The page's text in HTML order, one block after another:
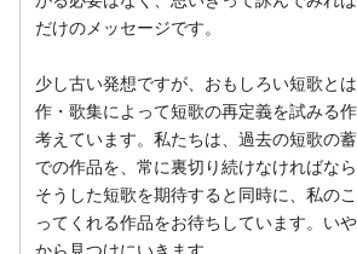
だけのメッセージです。
少し古い発想ですが、おもしろい短歌と
作・歌集によって短歌の再定義を試みる
考えています。私たちは、過去の短歌の
での作品を、常に裏切り続けなければなら
そうした短歌を期待すると同時に、私の
ってくれる作品をお待ちしています。い
から見つけにいきます。